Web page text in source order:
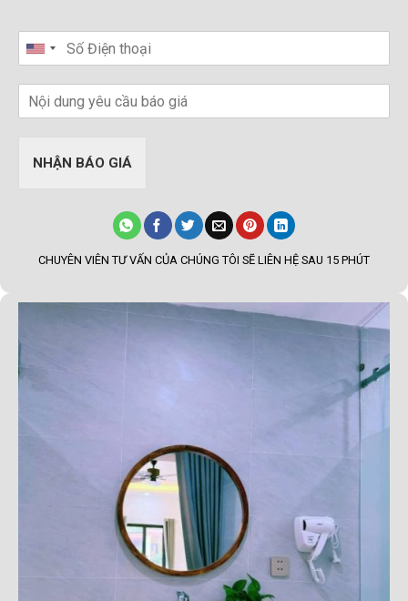
NHẬN BÁO GIÁ
CHUYÊN VIÊN TƯ VẤN CỦA CHÚNG TÔI SẼ LIÊN HỆ SAU 15 PHÚT